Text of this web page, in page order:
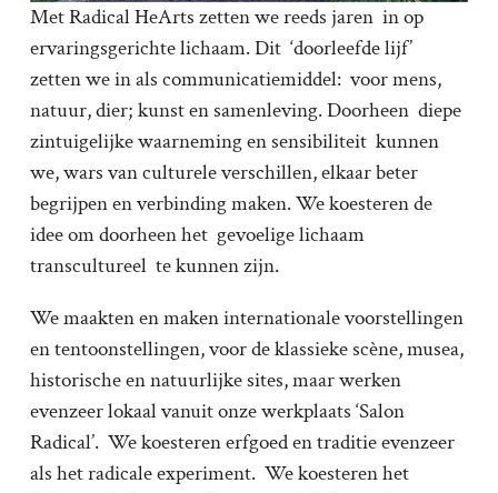
Met Radical HeArts zetten we reeds jaren in op
ervaringsgerichte lichaam. Dit ‘doorleefde lijf’
zetten we in als communicatiemiddel: voor mens,
natuur, dier; kunst en samenleving. Doorheen diepe
zintuigelijke waarneming en sensibiliteit kunnen
we, wars van culturele verschillen, elkaar beter
begrijpen en verbinding maken. We koesteren de
idee om doorheen het gevoelige lichaam
transcultureel te kunnen zijn.
We maakten en maken internationale voorstellingen
en tentoonstellingen, voor de klassieke scène, musea,
historische en natuurlijke sites, maar werken
evenzeer lokaal vanuit onze werkplaats ‘Salon
Radical’. We koesteren erfgoed en traditie evenzeer
als het radicale experiment. We koesteren het